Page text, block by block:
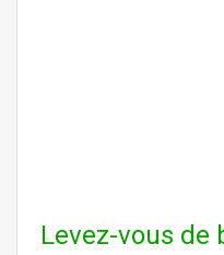
Levez-vous de